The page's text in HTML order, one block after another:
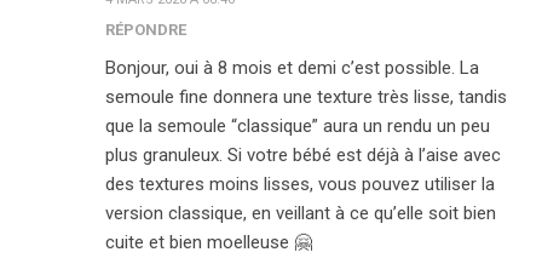
RÉPONDRE
Bonjour, oui à 8 mois et demi c’est possible. La
semoule fine donnera une texture très lisse, tandis
que la semoule “classique” aura un rendu un peu
plus granuleux. Si votre bébé est déjà à l’aise avec
des textures moins lisses, vous pouvez utiliser la
version classique, en veillant à ce qu’elle soit bien
cuite et bien moelleuse 🤗